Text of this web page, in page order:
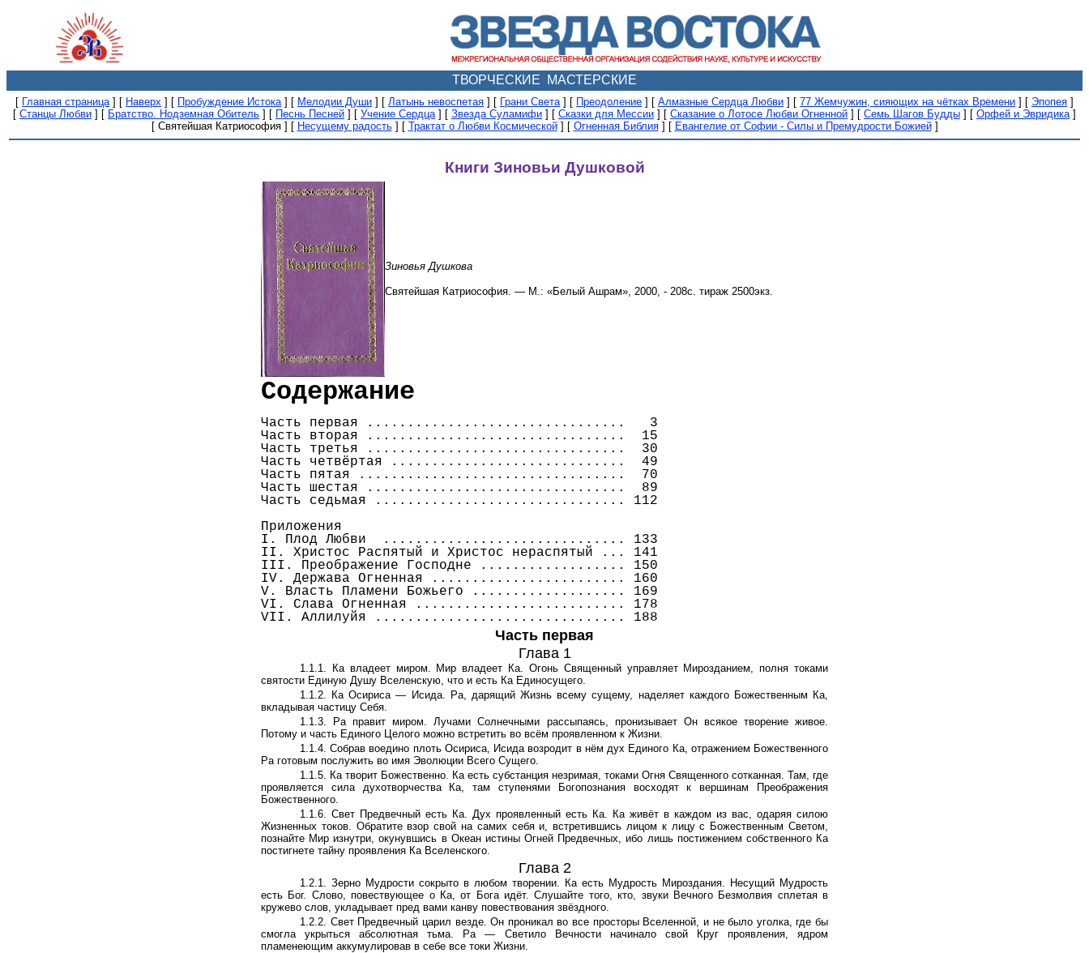
ТВОРЧЕСКИЕ МАСТЕРСКИЕ
[ Главная страница] [ Наверх ] [ Пробуждение Истока] [ Мелодии Души ] [ Латынь невоспетая ] [ Грани Света] [ Преодоление ] [ Алмазные Сердца Любви ] [ 77 Жемчужин, сияющих на чётках Времени ] [ Эпопея ]
[ Станцы Любви ] [ Братство. Нодземная Обитель ] [ Песнь Песней ] [ Учение Сердца] [ Звезда Суламифи ] [ Сказки для Мессии ] [ Сказание о Лотосе Любви Огненной ] [ Семь Шагов Будды ] [ Орфей и Эвридика]
[ Святейшая Катриософия ] [ Несущему радость] [ Трактат о Любви Космической] [ Огненная Библия] [ Евангелие от Софии - Силы и Премудрости Божией]
Книги Зиновьи Душковой
Зиновья Душкова
Святейшая Катриософия. — М.: «Белый Ашрам», 2000, - 208с. тираж 2500экз.
Содержание
Часть первая ................................
3
Часть вторая ................................
15
Часть третья ................................
30
Часть четвёртая .............................
49
Часть пятая .................................
70
Часть шестая ................................
89
Часть седьмая ...............................
112
Приложения
I. Плод Любви ..............................
133
II . Христос Распятый и Христос нераспятый ...
141
III. Преображение Господне ..................
150
IV. Держава Огненная ........................
160
V.
Власть Пламени Божьего ...................
169
VI. Слава Огненная ..........................
178
VII. Аллилуйя ...............................
188
Часть первая
Глава 1
1.1.1. Ка владеет миром. Мир владеет Ка. Огонь Священный управляет Мирозданием, полня токами
святости Единую Душу Вселенскую, что и есть Ка Единосущего.
1.1.2. Ка Осириса — Исида. Ра, дарящий Жизнь всему сущему, наделяет каждого Божественным Ка,
вкладывая частицу Себя.
1.1.3. Ра правит миром. Лучами Солнечными рассыпаясь, пронизывает Он всякое творение живое.
Потому и часть Единого Целого можно встретить во всём проявленном к Жизни.
1.1.4. Собрав воедино плоть Осириса, Исида возродит в нём дух Единого Ка, отражением Божественного
Ра готовым послужить во имя Эволюции Всего Сущего.
1.1.5. Ка творит Божественно. Ка есть субстанция незримая, токами Огня Священного сотканная. Там, где
проявляется сила духотворчества Ка, там ступенями Богопознания восходят к вершинам Преображения
Божественного.
1.1.6. Свет Предвечный есть Ка. Дух проявленный есть Ка. Ка живёт в каждом из вас, одаряя силою
Жизненных токов. Обратите взор свой на самих себя и, встретившись лицом к лицу с Божественным Светом,
познайте Мир изнутри, окунувшись в Океан истины Огней Предвечных, ибо лишь постижением собственного Ка
постигнете тайну проявления Ка Вселенского.
Глава 2
1.2.1. Зерно Мудрости сокрыто в любом творении. Ка есть Мудрость Мироздания. Несущий Мудрость
есть Бог. Слово, повествующее о Ка, от Бога идёт. Слушайте того, кто, звуки Вечного Безмолвия сплетая в
кружево слов, укладывает пред вами канву повествования звёздного.
1.2.2. Свет Предвечный царил везде. Он проникал во все просторы Вселенной, и не было уголка, где бы
смогла укрыться абсолютная тьма. Ра — Светило Вечности начинало свой Круг проявления, ядром
пламенеющим аккумулировав в себе все токи Жизни.